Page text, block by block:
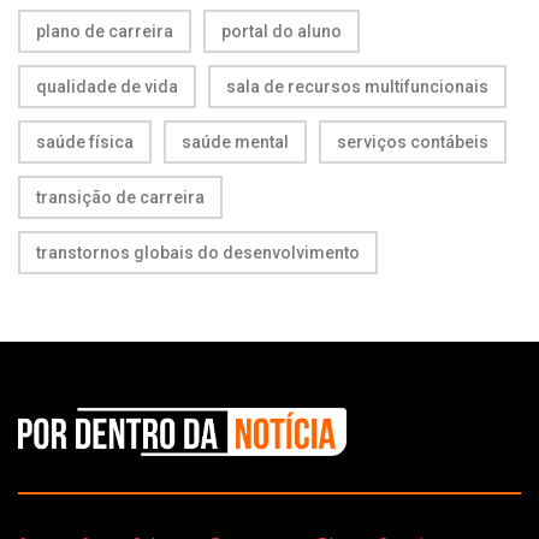
plano de carreira portal do aluno
qualidade de vida sala de recursos multifuncionais
saúde física saúde mental serviços contábeis
transição de carreira
transtornos globais do desenvolvimento